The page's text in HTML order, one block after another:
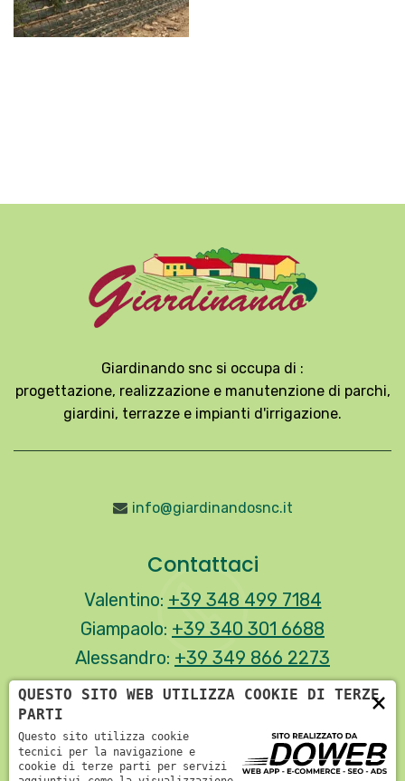
×
QUESTO SITO WEB UTILIZZA COOKIE DI TERZE
PARTI
Questo sito utilizza cookie
tecnici per la navigazione e
cookie di terze parti per servizi
Giardinando snc si occupa di :
progettazione, realizzazione e manutenzione di parchi,
giardini, terrazze e impianti d'irrigazione.
info@giardinandosnc.it
Contattaci
Valentino: +39 348 499 7184
Giampaolo: +39 340 301 6688
Alessandro: +39 349 866 2273